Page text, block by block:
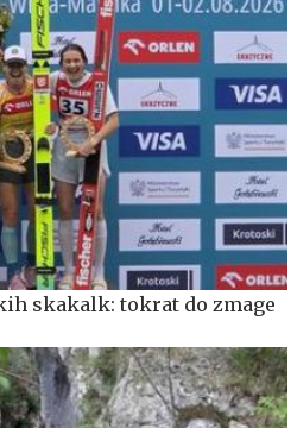
skakalk: tokrat do zmage